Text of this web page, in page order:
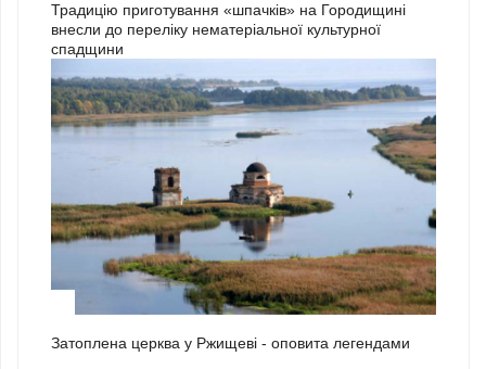
Традицію приготування «шпачків» на Городищині
внесли до переліку нематеріальної культурної
спадщини
Затоплена церква у Ржищеві - оповита легендами